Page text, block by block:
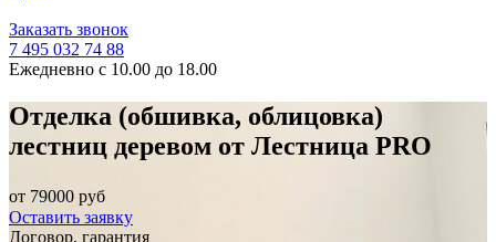
Заказать звонок
7 495 032 74 88
Ежедневно с 10.00 до 18.00
Отделка (обшивка, облицовка)
лестниц деревом от Лестница PRO
от 79000 руб
Оставить заявку
Договор, гарантия